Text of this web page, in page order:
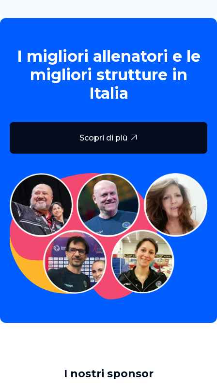
I migliori allenatori e le
migliori strutture in
Italia
Scopri di più 
I nostri sponsor